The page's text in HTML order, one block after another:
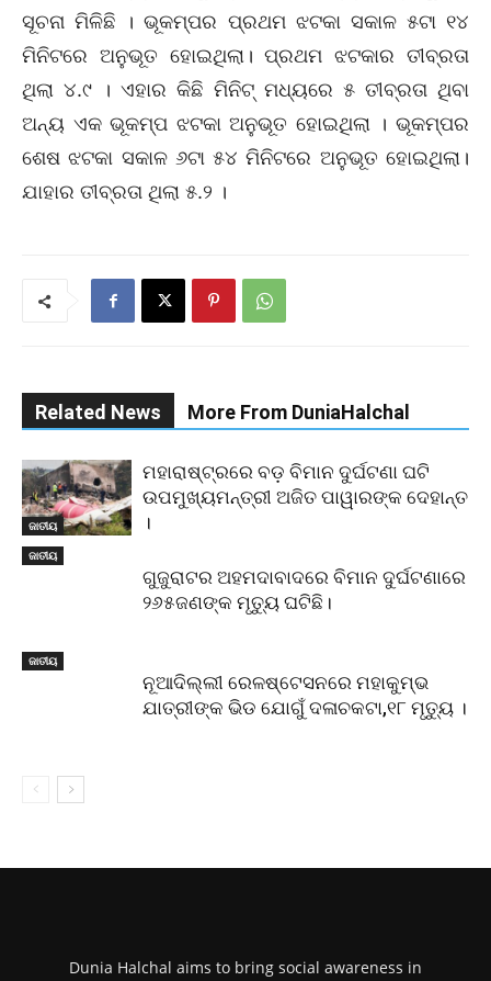
ସୂଚନା ମିଳିଛି । ଭୂକମ୍ପର ପ୍ରଥମ ଝଟକା ସକାଳ ୫ଟା ୧୪
ମିନିଟରେ ଅନୁଭୂତ ହୋଇଥିଲା। ପ୍ରଥମ ଝଟକାର ତୀବ୍ରତା
ଥିଲା ୪.୯ । ଏହାର କିଛି ମିନିଟ୍ ମଧ୍ୟରେ ୫ ତୀବ୍ରତା ଥିବା
ଅନ୍ୟ ଏକ ଭୂକମ୍ପ ଝଟକା ଅନୁଭୂତ ହୋଇଥିଲା । ଭୂକମ୍ପର
ଶେଷ ଝଟକା ସକାଳ ୬ଟା ୫୪ ମିନିଟରେ ଅନୁଭୂତ ହୋଇଥିଲା।
ଯାହାର ତୀବ୍ରତା ଥିଲା ୫.୨ ।
Related News More From DuniaHalchal
ଜାତୀୟ
ମହାରାଷ୍ଟ୍ରରେ ବଡ଼ ବିମାନ ଦୁର୍ଘଟଣା ଘଟି
ଉପମୁଖ୍ୟମନ୍ତ୍ରୀ ଅଜିତ ପାୱାରଙ୍କ ଦେହାନ୍ତ
।
ଜାତୀୟ
ଗୁଜୁରାଟର ଅହମଦାବାଦରେ ବିମାନ ଦୁର୍ଘଟଣାରେ
୨୬୫ଜଣଙ୍କ ମୃତ୍ୟୁ ଘଟିଛି।
ଜାତୀୟ
ନୂଆଦିଲ୍ଲୀ ରେଳଷ୍ଟେସନରେ ମହାକୁମ୍ଭ
ଯାତ୍ରୀଙ୍କ ଭିଡ ଯୋଗୁଁ ଦଳାଚକଟା,୧୮ ମୃତ୍ୟୁ ।
Dunia Halchal aims to bring social awareness in